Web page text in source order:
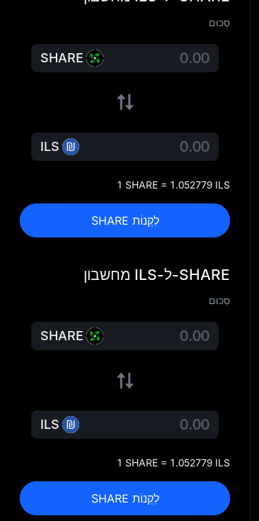
סְכוּם
SHARE
ILS
1 SHARE = 1.052779 ILS
לִקְנוֹת SHARE
SHARE-ל-ILS מחשבון
סְכוּם
SHARE
ILS
1 SHARE = 1.052779 ILS
לִקְנוֹת SHARE